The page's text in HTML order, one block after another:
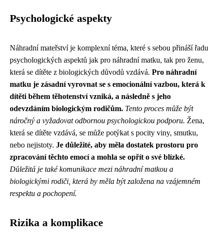
Psychologické aspekty
Náhradní mateřství je komplexní téma, které s sebou přináší řadu
psychologických aspektů jak pro náhradní matku, tak pro ženu,
která se dítěte z biologických důvodů vzdává. Pro náhradní
matku je zásadní vyrovnat se s emocionální vazbou, která k
dítěti během těhotenství vzniká, a následně s jeho
odevzdáním biologickým rodičům. Tento proces může být
náročný a vyžadovat odbornou psychologickou podporu. Žena,
která se dítěte vzdává, se může potýkat s pocity viny, smutku,
nebo nejistoty. Je důležité, aby měla dostatek prostoru pro
zpracování těchto emocí a mohla se opřít o své blízké.
Důležitá je také komunikace mezi náhradní matkou a
biologickými rodiči, která by měla být založena na vzájemném
respektu a pochopení.
Rizika a komplikace